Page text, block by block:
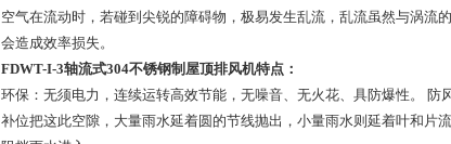
空气在流动时，若碰到尖锐的障碍物，极易发生乱流，乱流虽然与涡
会造成效率损失。
FDWT-I-3轴流式304不锈钢制屋顶排风机特点：
环保：无须电力，连续运转高效节能，无噪音、无火花、具防爆性。
补位把这此空隙，大量雨水延着圆的节线抛出，小量雨水则延着叶和片